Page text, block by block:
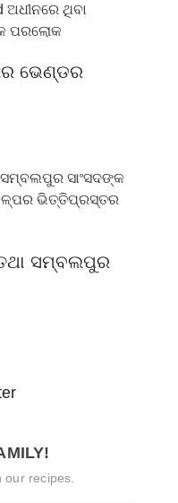
ଭେଣ୍ଡର
ସମ୍ବଲପୁର
recipes.